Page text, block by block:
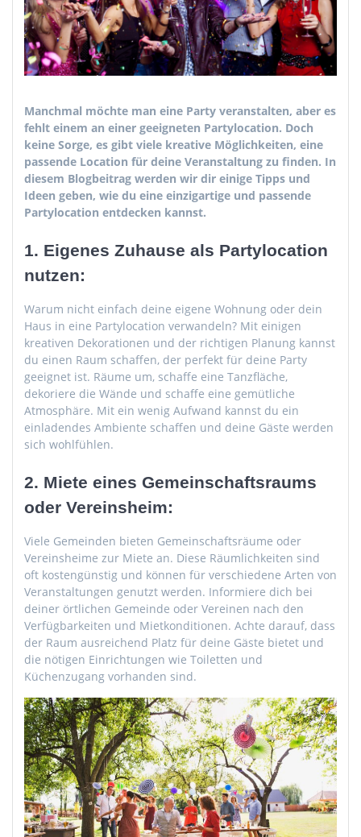
Manchmal möchte man eine Party veranstalten, aber es
fehlt einem an einer geeigneten Partylocation. Doch
keine Sorge, es gibt viele kreative Möglichkeiten, eine
passende Location für deine Veranstaltung zu finden. In
diesem Blogbeitrag werden wir dir einige Tipps und
Ideen geben, wie du eine einzigartige und passende
Partylocation entdecken kannst.
1. Eigenes Zuhause als Partylocation
nutzen:
Warum nicht einfach deine eigene Wohnung oder dein
Haus in eine Partylocation verwandeln? Mit einigen
kreativen Dekorationen und der richtigen Planung kannst
du einen Raum schaffen, der perfekt für deine Party
geeignet ist. Räume um, schaffe eine Tanzfläche,
dekoriere die Wände und schaffe eine gemütliche
Atmosphäre. Mit ein wenig Aufwand kannst du ein
einladendes Ambiente schaffen und deine Gäste werden
sich wohlfühlen.
2. Miete eines Gemeinschaftsraums
oder Vereinsheim:
Viele Gemeinden bieten Gemeinschaftsräume oder
Vereinsheime zur Miete an. Diese Räumlichkeiten sind
oft kostengünstig und können für verschiedene Arten von
Veranstaltungen genutzt werden. Informiere dich bei
deiner örtlichen Gemeinde oder Vereinen nach den
Verfügbarkeiten und Mietkonditionen. Achte darauf, dass
der Raum ausreichend Platz für deine Gäste bietet und
die nötigen Einrichtungen wie Toiletten und
Küchenzugang vorhanden sind.